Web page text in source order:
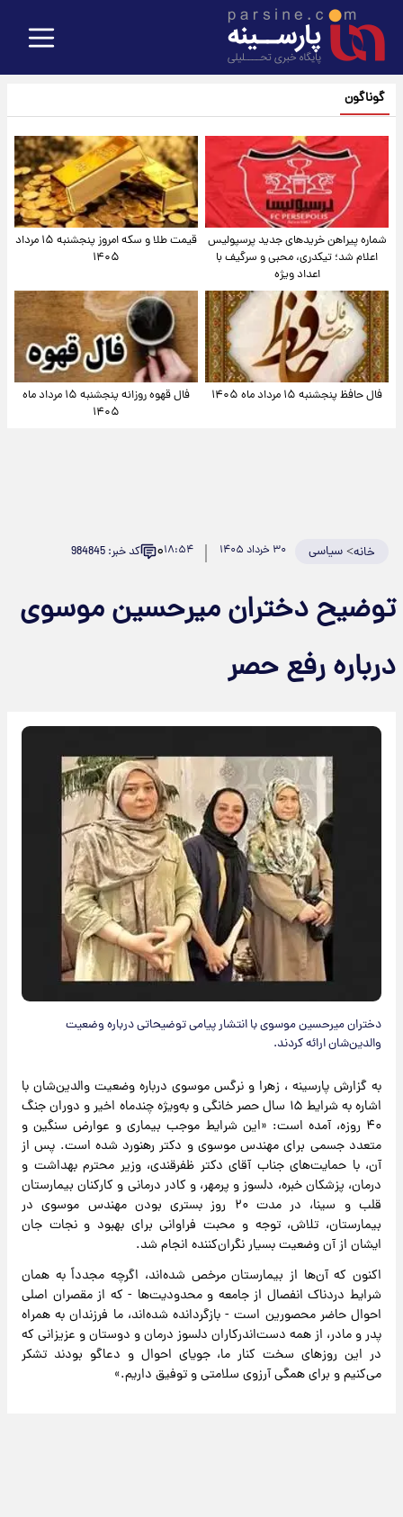
گوناگون
شماره پیراهن خریدهای جدید پرسپولیس
اعلام شد؛ تیکدری، محبی و سرگیف با
اعداد ویژه
قیمت طلا و سکه امروز پنجشنبه ۱۵ مرداد
۱۴۰۵
فال حافظ پنجشنبه ۱۵ مرداد ماه ۱۴۰۵
فال قهوه روزانه پنجشنبه ۱۵ مرداد ماه
۱۴۰۵
خانه>سیاسی ۳۰ خرداد ۱۴۰۵ ۱۸:۵۴۰ کد خبر: 984845
توضیح دختران میرحسین موسوی
درباره رفع حصر
دختران میرحسین موسوی با انتشار پیامی توضیحاتی درباره وضعیت
والدین‌شان ارائه کردند.
به گزارش پارسینه ، زهرا و نرگس موسوی درباره وضعیت والدین‌شان با
اشاره به شرایط ۱۵ سال حصر خانگی و به‌ویژه چندماه اخیر و دوران جنگ
۴۰ روزه، آمده است: «این شرایط موجب بیماری و عوارض سنگین و
متعدد جسمی برای مهندس موسوی و دکتر رهنورد شده است. پس از
آن، با حمایت‌های جناب آقای دکتر ظفرقندی، وزیر محترم بهداشت و
درمان، پزشکان خبره، دلسوز و پرمهر، و کادر درمانی و کارکنان بیمارستان
قلب و سینا، در مدت ۲۰ روز بستری بودن مهندس موسوی در
بیمارستان، تلاش، توجه و محبت فراوانی برای بهبود و نجات جان
ایشان از آن وضعیت بسیار نگران‌کننده انجام شد.
اکنون که آن‌ها از بیمارستان مرخص شده‌اند، اگرچه مجدداً به همان
شرایط دردناک انفصال از جامعه و محدودیت‌ها - که از مقصران اصلی
احوال حاضر محصورین است - بازگردانده شده‌اند، ما فرزندان به همراه
پدر و مادر، از همه‌ دست‌اندرکاران دلسوز درمان و دوستان و عزیزانی که
در این روزهای سخت کنار ما، جویای احوال و دعاگو بودند تشکر
می‌کنیم و برای همگی آرزوی سلامتی و توفیق داریم.»